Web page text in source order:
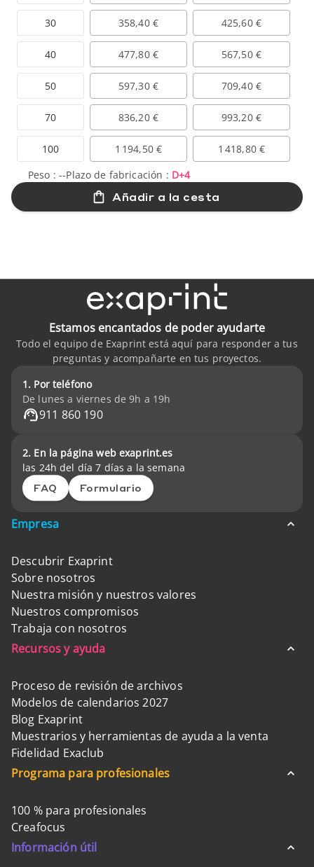
30
40
50
70
100
358,40 € 425,60 €
477,80 € 567,50 €
597,30 € 709,40 €
836,20 € 993,20 €
1 194,50 €
1 418,80 €
Peso :--Plazo de fabricación : D+4
Añadir a la cesta
Estamos encantados de poder ayudarte
Todo el equipo de Exaprint está aquí para responder a tus
preguntas y acompañarte en tus proyectos.
1. Por teléfono
De lunes a viernes de 9h a 19h
911 860 190
2. En la página web exaprint.es
las 24h del día 7 días a la semana
FAQ Formulario
Empresa
Descubrir Exaprint
Sobre nosotros
Nuestra misión y nuestros valores
Nuestros compromisos
Trabaja con nosotros
Recursos y ayuda
Proceso de revisión de archivos
Modelos de calendarios 2027
Blog Exaprint
Muestrarios y herramientas de ayuda a la venta
Fidelidad Exaclub
Programa para profesionales
100 % para profesionales
Creafocus
Información útil